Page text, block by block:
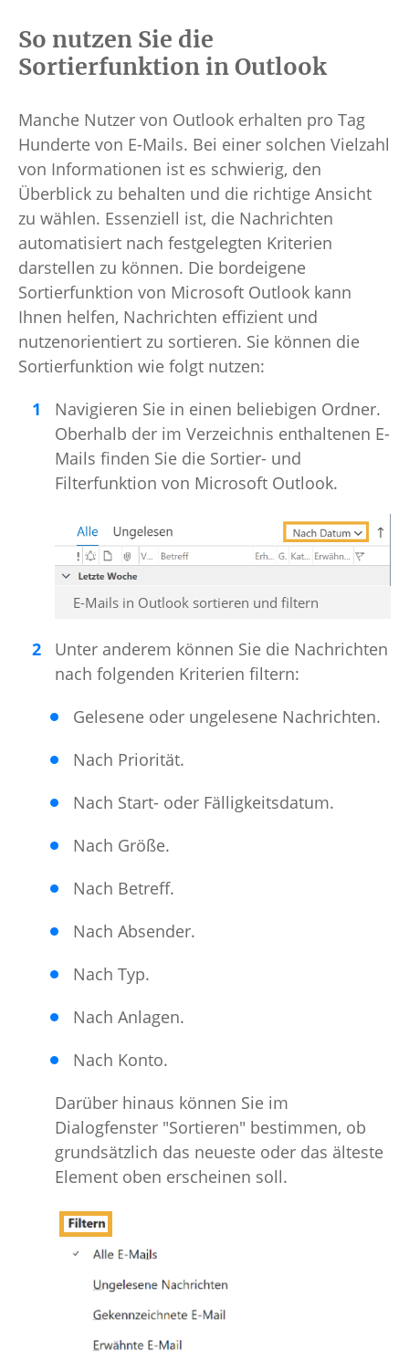
So nutzen Sie die
Sortierfunktion in Outlook
Manche Nutzer von Outlook erhalten pro Tag
Hunderte von E-Mails. Bei einer solchen Vielzahl
von Informationen ist es schwierig, den
Überblick zu behalten und die richtige Ansicht
zu wählen. Essenziell ist, die Nachrichten
automatisiert nach festgelegten Kriterien
darstellen zu können. Die bordeigene
Sortierfunktion von Microsoft Outlook kann
Ihnen helfen, Nachrichten effizient und
nutzenorientiert zu sortieren. Sie können die
Sortierfunktion wie folgt nutzen:
Navigieren Sie in einen beliebigen Ordner.
Oberhalb der im Verzeichnis enthaltenen E-
Mails finden Sie die Sortier- und
Filterfunktion von Microsoft Outlook.
E-Mails in Outlook sortieren und filtern
Unter anderem können Sie die Nachrichten
nach folgenden Kriterien filtern:
Gelesene oder ungelesene Nachrichten.
Nach Priorität.
Nach Start- oder Fälligkeitsdatum.
Nach Größe.
Nach Betreff.
Nach Absender.
Nach Typ.
Nach Anlagen.
Nach Konto.
Darüber hinaus können Sie im
Dialogfenster "Sortieren" bestimmen, ob
grundsätzlich das neueste oder das älteste
Element oben erscheinen soll.